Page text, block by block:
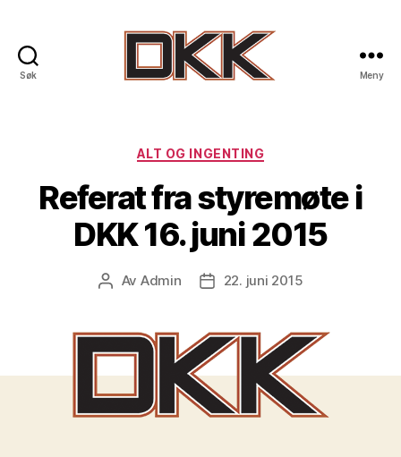
Søk
Klatreklubb
Meny
Kategorier
ALT OG INGENTING
Referat fra styremøte i
DKK 16. juni 2015
Innleggsforfatter
Av Admin Publiseringsdato
22. juni 2015